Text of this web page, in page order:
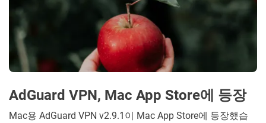
AdGuard VPN, Mac App Store에 등장
Mac용 AdGuard VPN v2.9.1이 Mac App Store에 등장했습